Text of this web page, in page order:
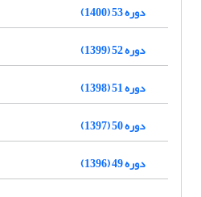
دوره 53 (1400)
دوره 52 (1399)
دوره 51 (1398)
دوره 50 (1397)
دوره 49 (1396)